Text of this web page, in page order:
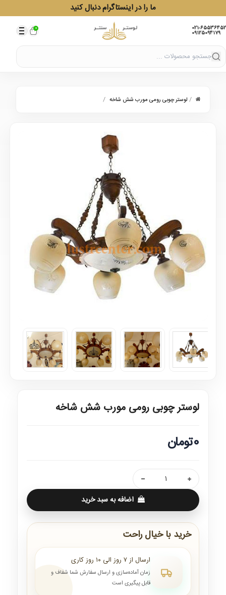
ما را در اینستاگرام دنبال کنید
021-65536452
09125094179
0
/ لوستر چوبی رومی مورب شش شاخه /
لوستر چوبی رومی مورب شش شاخه
0تومان
اضافه به سبد خرید
خرید با خیال راحت
ارسال از ۷ روز الی ۱۰ روز کاری
زمان آماده‌سازی و ارسال سفارش شما شفاف و
قابل پیگیری است